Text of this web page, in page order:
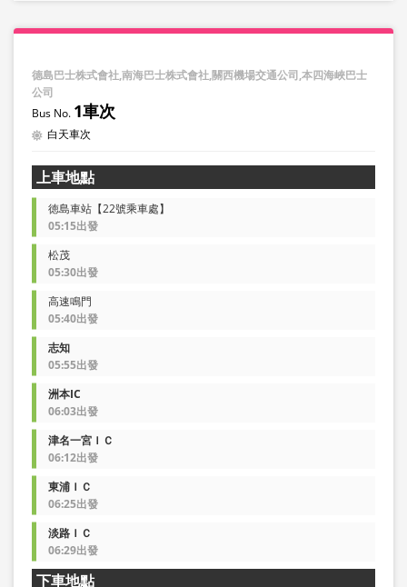
德島巴士株式會社,南海巴士株式會社,關西機場交通公司,本四海峽巴士
公司
1車次
白天車次
上車地點
徳島車站【22號乘車處】
05:15出發
松茂
05:30出發
高速鳴門
05:40出發
志知
05:55出發
洲本IC
06:03出發
津名一宮ＩＣ
06:12出發
東浦ＩＣ
06:25出發
淡路ＩＣ
06:29出發
下車地點